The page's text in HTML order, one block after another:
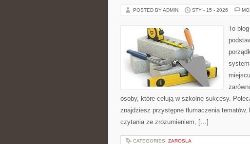
POSTED BY ADMIN STY - 15 - 2026
To
osoby, które celują w szkolne sukcesy.
znajdziesz przystępne tłumaczenia
czytania ze zrozumieniem, […]
CATEGORIES: ZAROSLA